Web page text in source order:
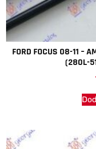
FORD FOCUS 08-11 –
(280L-